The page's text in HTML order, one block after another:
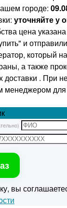
городе:
уточняйте у
цена
и
который
а также
доставки . При
менеджером для
вы